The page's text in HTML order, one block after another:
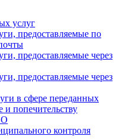
услуг
предоставляемые по
предоставляемые через
предоставляемые через
в сфере переданных
попечительству
контроля